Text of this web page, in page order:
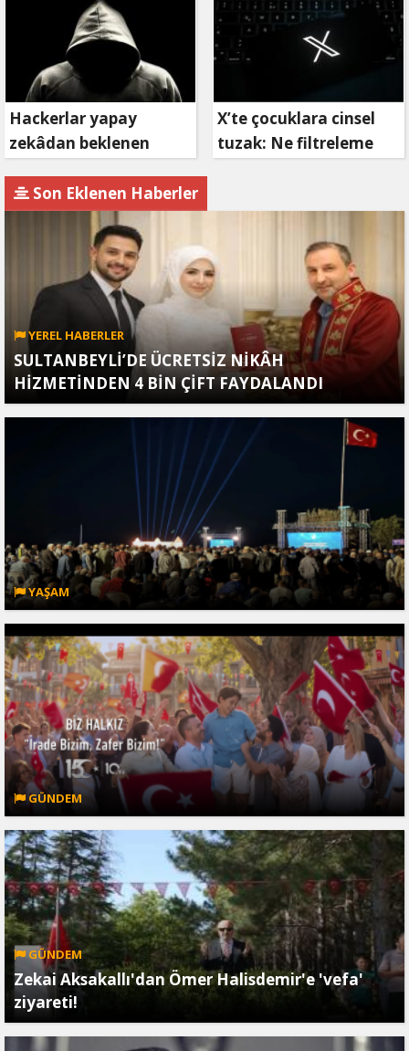
girişimi!
Hackerlar yapay
zekâdan beklenen
X’te çocuklara cinsel
tuzak: Ne filtreleme
Son Eklenen Haberler
YEREL HABERLER
SULTANBEYLİ’DE ÜCRETSİZ NİKÂH
HİZMETİNDEN 4 BİN ÇİFT FAYDALANDI
YAŞAM
GÜNDEM
GÜNDEM
Zekai Aksakallı'dan Ömer Halisdemir'e 'vefa'
ziyareti!